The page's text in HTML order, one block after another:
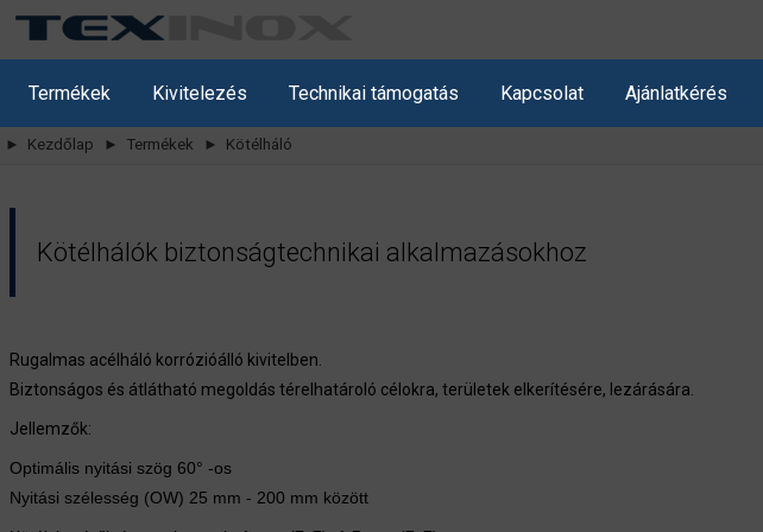
Termékek Kivitelezés Technikai támogatás Kapcsolat Ajánlatkérés
► Kezdőlap ► Termékek ► Kötélháló
Kötélhálók biztonságtechnikai alkalmazásokhoz
Rugalmas acélháló korrózióálló kivitelben.
Biztonságos és átlátható megoldás térelhatároló célokra, területek elkerítésére, lezárására.
Jellemzők:
Optimális nyitási szög 60° -os
Nyitási szélesség (OW) 25 mm - 200 mm között